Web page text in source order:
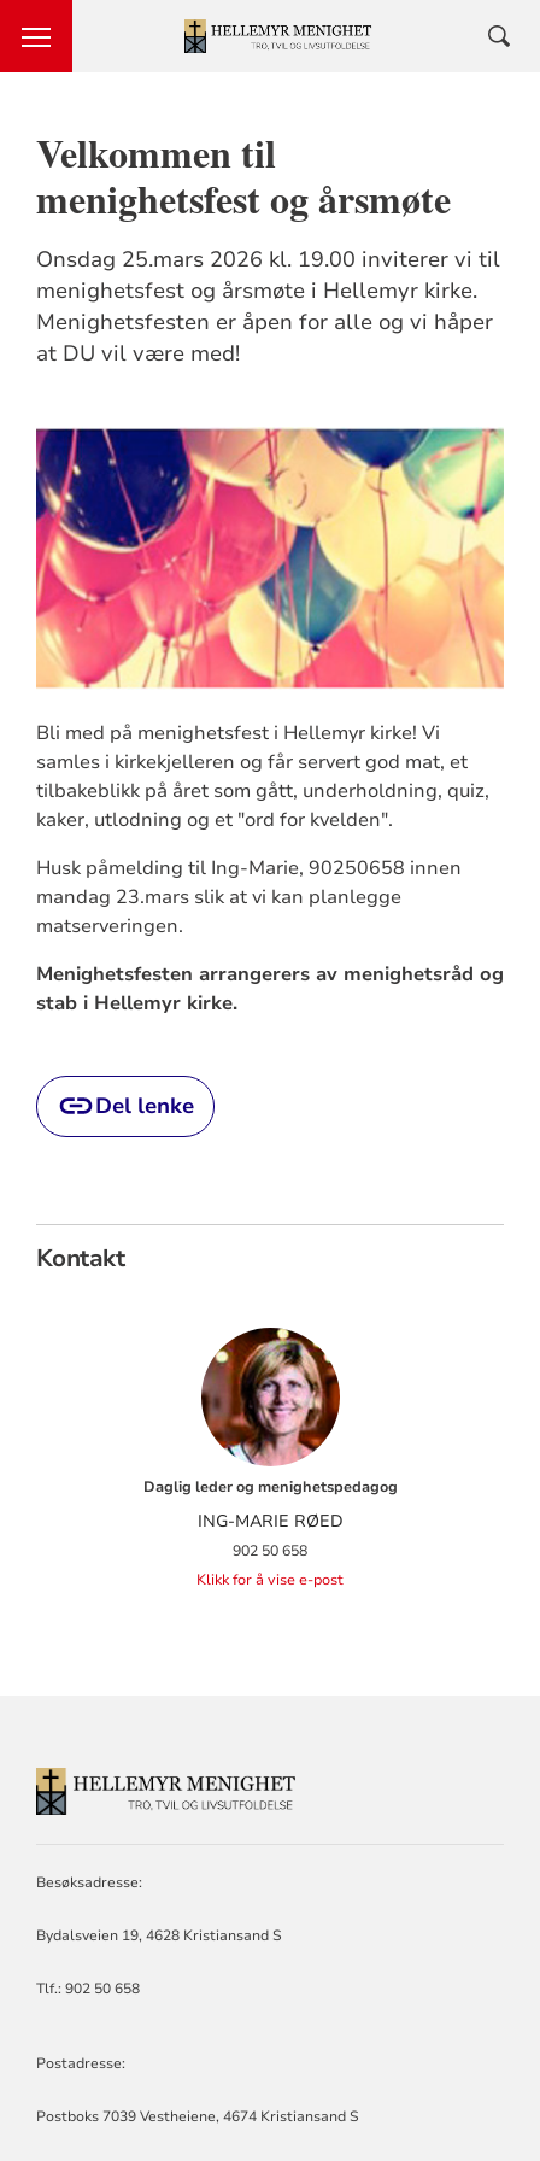
Velkommen til
menighetsfest og årsmøte
Onsdag 25.mars 2026 kl. 19.00 inviterer vi til
menighetsfest og årsmøte i Hellemyr kirke.
Menighetsfesten er åpen for alle og vi håper
at DU vil være med!
Bli med på menighetsfest i Hellemyr kirke! Vi
samles i kirkekjelleren og får servert god mat, et
tilbakeblikk på året som gått, underholdning, quiz,
kaker, utlodning og et "ord for kvelden".
Husk påmelding til Ing-Marie, 90250658 innen
mandag 23.mars slik at vi kan planlegge
matserveringen.
Menighetsfesten arrangerers av menighetsråd og
stab i Hellemyr kirke.
Del lenke
Kontakt
Daglig leder og menighetspedagog
ING-MARIE RØED
902 50 658
Klikk for å vise e-post
Besøksadresse:
Bydalsveien 19, 4628 Kristiansand S
Tlf.: 902 50 658
Postadresse:
Postboks 7039 Vestheiene, 4674 Kristiansand S